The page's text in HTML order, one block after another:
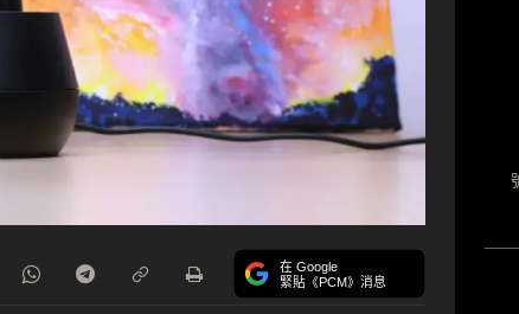
在 Google
緊貼《PCM》消息